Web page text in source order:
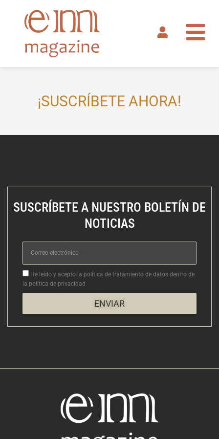
contenido
¡SUSCRÍBETE AHORA!
SUSCRÍBETE A NUESTRO BOLETÍN DE
NOTICIAS
Correo
electrónico
Aceptacion
He leído y acepto la política de tratamiento de datos dentro de
la política de privacidad
ENVIAR